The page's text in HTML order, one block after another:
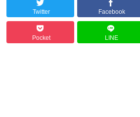
Twitter Facebook
Pocket LINE